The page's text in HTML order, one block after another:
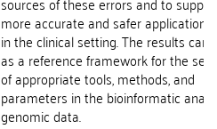
more accurate and safer application
in the clinical setting. The results can
as a reference framework for the
of appropriate tools, methods, and
parameters in the bioinformatic
genomic data.